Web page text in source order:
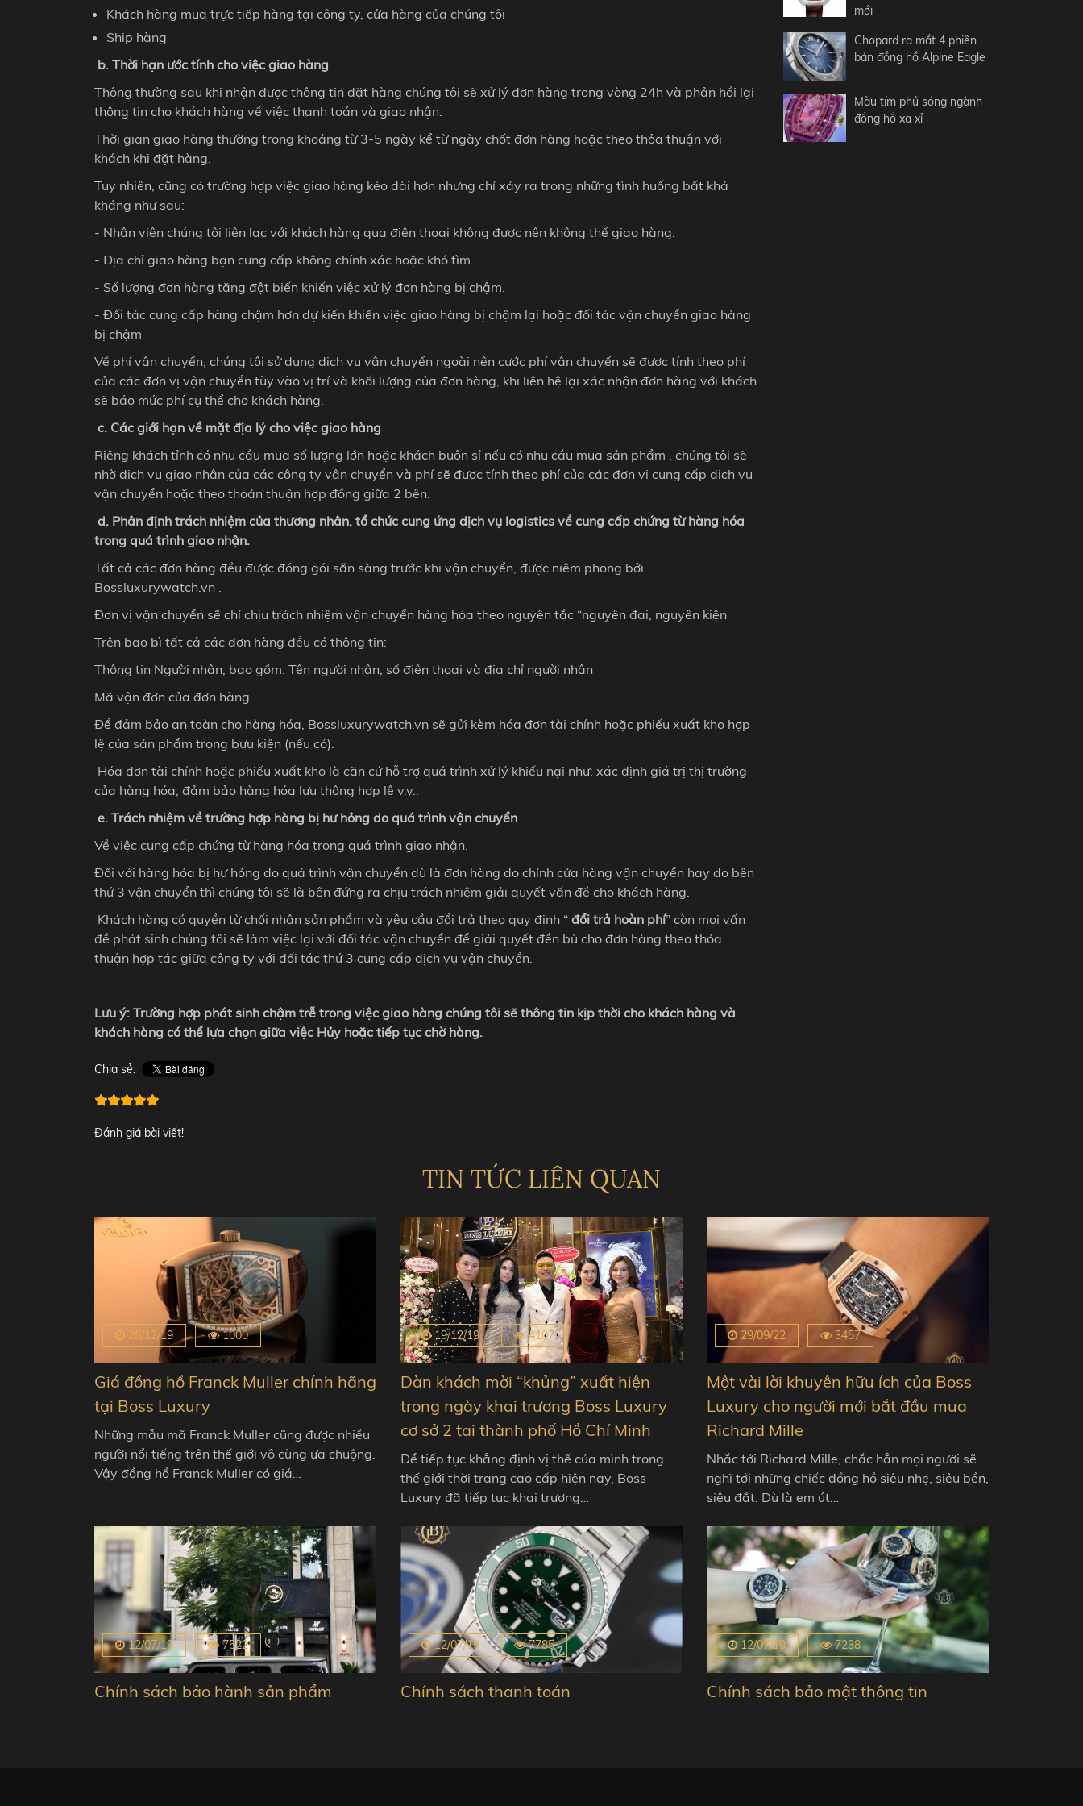
Khách hàng mua trực tiếp hàng tại công ty, cửa hàng của chúng tôi
Ship hàng
b. Thời hạn ước tính cho việc giao hàng
Thông thường sau khi nhận được thông tin đặt hàng chúng tôi sẽ xử lý đơn hàng trong vòng 24h và phản hồi lại
thông tin cho khách hàng về việc thanh toán và giao nhận.
Thời gian giao hàng thường trong khoảng từ 3-5 ngày kể từ ngày chốt đơn hàng hoặc theo thỏa thuận với
khách khi đặt hàng.
Tuy nhiên, cũng có trường hợp việc giao hàng kéo dài hơn nhưng chỉ xảy ra trong những tình huống bất khả
kháng như sau:
- Nhân viên chúng tôi liên lạc với khách hàng qua điện thoại không được nên không thể giao hàng.
- Địa chỉ giao hàng bạn cung cấp không chính xác hoặc khó tìm.
- Số lượng đơn hàng tăng đột biến khiến việc xử lý đơn hàng bị chậm.
- Đối tác cung cấp hàng chậm hơn dự kiến khiến việc giao hàng bị chậm lại hoặc đối tác vận chuyển giao hàng
bị chậm
Về phí vận chuyển, chúng tôi sử dụng dịch vụ vận chuyển ngoài nên cước phí vận chuyển sẽ được tính theo phí
của các đơn vị vận chuyển tùy vào vị trí và khối lượng của đơn hàng, khi liên hệ lại xác nhận đơn hàng với khách
sẽ báo mức phí cụ thể cho khách hàng.
c. Các giới hạn về mặt địa lý cho việc giao hàng
Riêng khách tỉnh có nhu cầu mua số lượng lớn hoặc khách buôn sỉ nếu có nhu cầu mua sản phẩm , chúng tôi sẽ
nhờ dịch vụ giao nhận của các công ty vận chuyển và phí sẽ được tính theo phí của các đơn vị cung cấp dịch vụ
vận chuyển hoặc theo thoản thuận hợp đồng giữa 2 bên.
d. Phân định trách nhiệm của thương nhân, tổ chức cung ứng dịch vụ logistics về cung cấp chứng từ hàng hóa
trong quá trình giao nhận.
Tất cả các đơn hàng đều được đóng gói sẵn sàng trước khi vận chuyển, được niêm phong bởi
Bossluxurywatch.vn .
Đơn vị vận chuyển sẽ chỉ chịu trách nhiệm vận chuyển hàng hóa theo nguyên tắc “nguyên đai, nguyên kiện
Trên bao bì tất cả các đơn hàng đều có thông tin:
Thông tin Người nhận, bao gồm: Tên người nhận, số điện thoại và địa chỉ người nhận
Mã vận đơn của đơn hàng
Để đảm bảo an toàn cho hàng hóa, Bossluxurywatch.vn sẽ gửi kèm hóa đơn tài chính hoặc phiếu xuất kho hợp
lệ của sản phẩm trong bưu kiện (nếu có).
Hóa đơn tài chính hoặc phiếu xuất kho là căn cứ hỗ trợ quá trình xử lý khiếu nại như: xác định giá trị thị trường
của hàng hóa, đảm bảo hàng hóa lưu thông hợp lệ v.v..
e. Trách nhiệm về trường hợp hàng bị hư hỏng do quá trình vận chuyển
Về việc cung cấp chứng từ hàng hóa trong quá trình giao nhận.
Đối với hàng hóa bị hư hỏng do quá trình vận chuyển dù là đơn hàng do chính cửa hàng vận chuyển hay do bên
thứ 3 vận chuyển thì chúng tôi sẽ là bên đứng ra chịu trách nhiệm giải quyết vấn đề cho khách hàng.
Khách hàng có quyền từ chối nhận sản phẩm và yêu cầu đổi trả theo quy định “ đổi trả hoàn phí” còn mọi vấn
đề phát sinh chúng tôi sẽ làm việc lại với đối tác vận chuyển để giải quyết đền bù cho đơn hàng theo thỏa
thuận hợp tác giữa công ty với đối tác thứ 3 cung cấp dịch vụ vận chuyển.
Lưu ý: Trường hợp phát sinh chậm trễ trong việc giao hàng chúng tôi sẽ thông tin kịp thời cho khách hàng và
khách hàng có thể lựa chọn giữa việc Hủy hoặc tiếp tục chờ hàng.
Chia sẻ:
Đánh giá bài viết!
mới
Chopard ra mắt 4 phiên
bản đồng hồ Alpine Eagle
Màu tím phủ sóng ngành
đồng hồ xa xỉ
TIN TỨC LIÊN QUAN
26/12/19 1000
Giá đồng hồ Franck Muller chính hãng
tại Boss Luxury
Những mẫu mã Franck Muller cũng được nhiều
người nổi tiếng trên thế giới vô cùng ưa chuộng.
Vậy đồng hồ Franck Muller có giá…
19/12/19 4107
Dàn khách mời “khủng” xuất hiện
trong ngày khai trương Boss Luxury
cơ sở 2 tại thành phố Hồ Chí Minh
Để tiếp tục khẳng định vị thế của mình trong
thế giới thời trang cao cấp hiện nay, Boss
Luxury đã tiếp tục khai trương…
29/09/22 3457
Một vài lời khuyên hữu ích của Boss
Luxury cho người mới bắt đầu mua
Richard Mille
Nhắc tới Richard Mille, chắc hẳn mọi người sẽ
nghĩ tới những chiếc đồng hồ siêu nhẹ, siêu bền,
siêu đắt. Dù là em út…
12/07/19 7522
Chính sách bảo hành sản phẩm
12/07/19 7785
Chính sách thanh toán
12/07/19 7238
Chính sách bảo mật thông tin